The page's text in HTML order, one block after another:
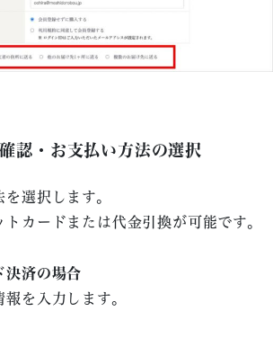
認・お支払い方法の選択
選択します。
カードまたは代金引換が可能です。
済の場合
を入力します。